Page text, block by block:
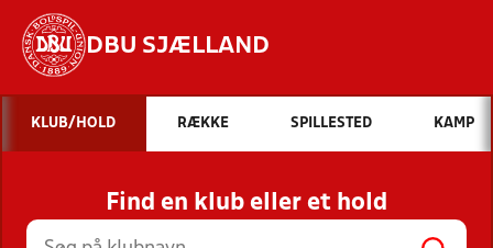
DBU SJÆLLAND
Hvad vil du søge efter?
INDHOLD OG NYHEDER
STILLINGER, RESULTATER, KLUBBER OG
HOLD
KLUB/HOLD RÆKKE SPILLESTED KAMP
Find en klub eller et hold